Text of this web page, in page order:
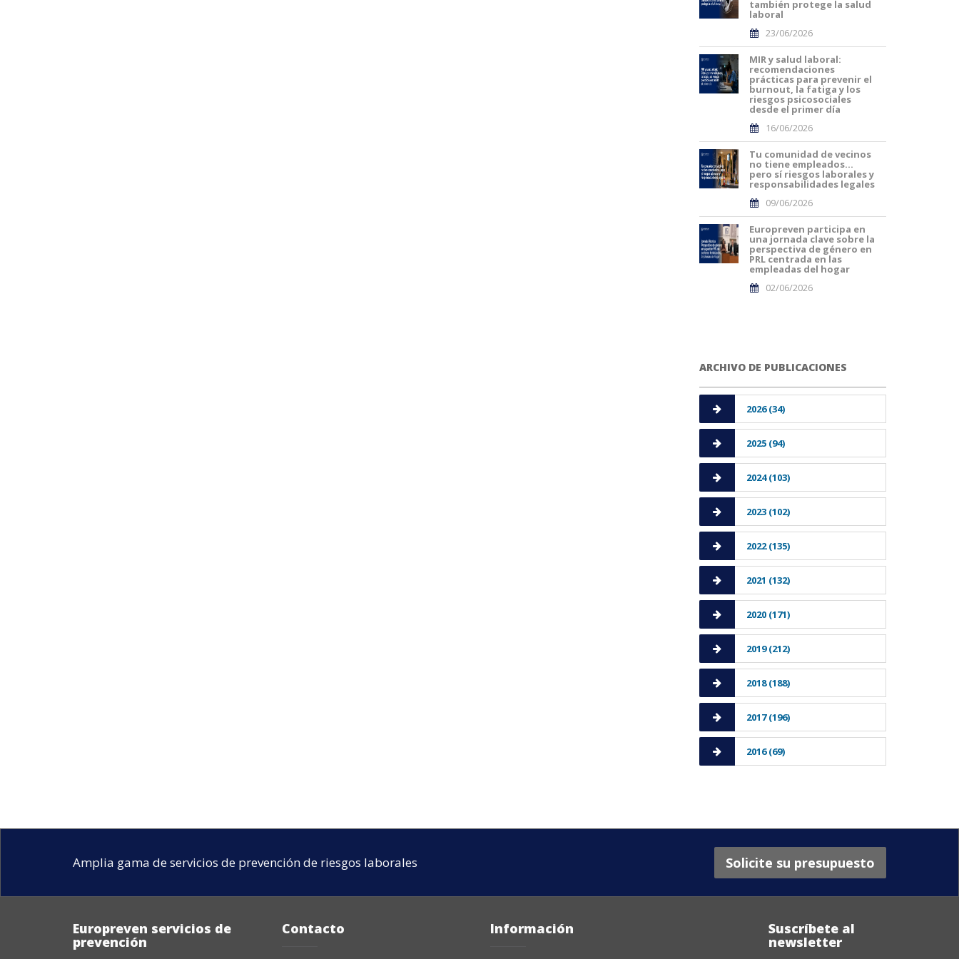
también protege la salud
laboral
23/06/2026
MIR y salud laboral:
recomendaciones
prácticas para prevenir el
burnout, la fatiga y los
riesgos psicosociales
desde el primer día
16/06/2026
Tu comunidad de vecinos
no tiene empleados…
pero sí riesgos laborales y
responsabilidades legales
09/06/2026
Europreven participa en
una jornada clave sobre la
perspectiva de género en
PRL centrada en las
empleadas del hogar
02/06/2026
ARCHIVO DE PUBLICACIONES
2026 (34)
2025 (94)
2024 (103)
2023 (102)
2022 (135)
2021 (132)
2020 (171)
2019 (212)
2018 (188)
2017 (196)
2016 (69)
Amplia gama de servicios de prevención de riesgos laborales Solicite su presupuesto
Europreven servicios de
prevención
Contacto Información Suscríbete al
newsletter